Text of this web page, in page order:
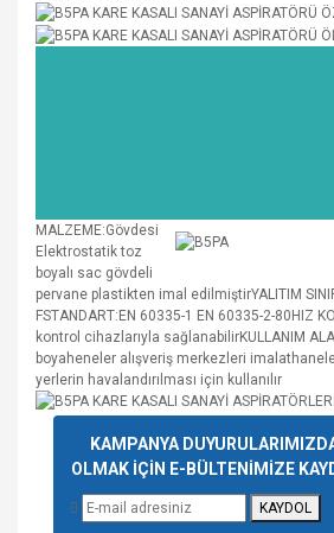
MALZEME:Gövdesi
Elektrostatik toz
boyalı sac gövdeli
pervane plastikten imal edilmiştirYALITIM
FSTANDART:EN 60335-1 EN 60335-2-80HIZ
kontrol cihazlarıyla sağlanabilirKULLANIM
boyaheneler alışveriş merkezleri
yerlerin havalandırılması için kullanılır
Bu ürüne ilk yorumu siz
Bu ürünün fiyat bilgisi, resim, ürün
konularda yetersiz gördüğünüz
Görüş ve önerileriniz için teşekkür ederiz.
KAMPANYA
OLMAK İÇİN E-BÜLTENİMİZE
KAYDOL